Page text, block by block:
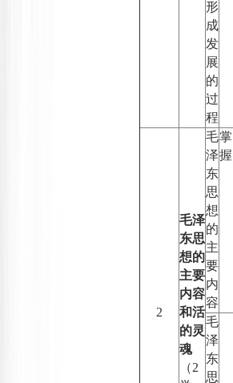
形
成
发
展
的
过
程
2
毛泽
东思
想的
主要
内容
和活
的灵
魂
（2
毛
泽
东
思
想
的
主
要
内
容
掌
握
毛
泽
东
思